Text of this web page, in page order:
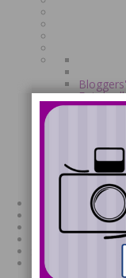
Long
Piknik
International
Zabawy
Photo-Booth in a
References
The best offer in
Advertising